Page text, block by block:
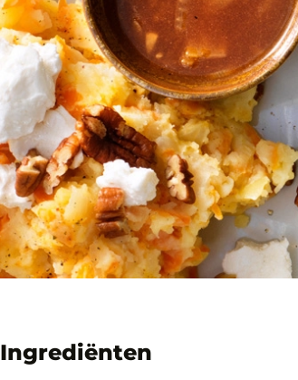
Ingrediënten